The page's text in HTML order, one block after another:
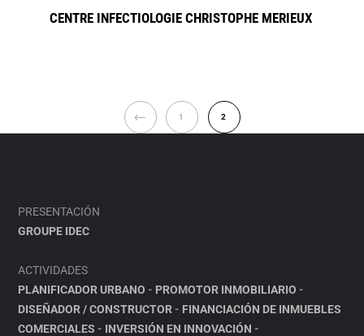
CENTRE INFECTIOLOGIE CHRISTOPHE MERIEUX
PREVIOUS
1 2
PRESENTACIÓN
GROUPE IDEC
ACTIVIDADES
PLANIFICADOR URBANO - PROMOTOR INMOBILIARIO -
DISEÑADOR / CONSTRUCTOR- FINANCIACIÓN DE INMUEBLES
COMERCIALES - INVERSIÓN EN INNOVACIÓN -